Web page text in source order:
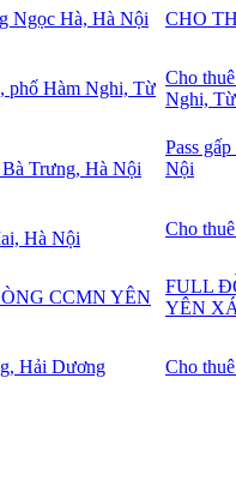
CHO
Cho
Nghi,
Pass
Nội
Cho
FULL
YÊN
Cho